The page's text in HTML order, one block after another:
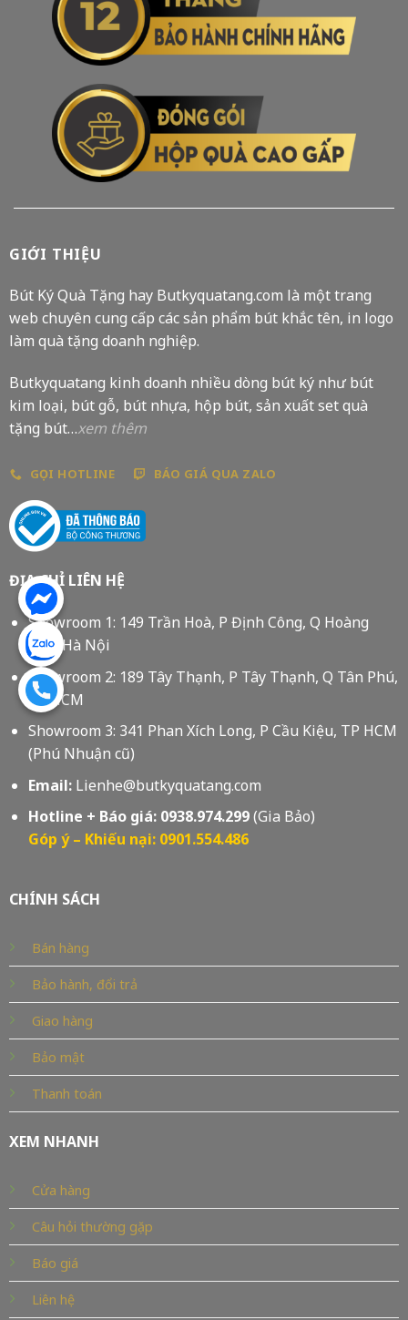
GIỚI THIỆU
Bút Ký Quà Tặng hay Butkyquatang.com là một trang
web chuyên cung cấp các sản phẩm bút khắc tên, in logo
làm quà tặng doanh nghiệp.
Butkyquatang kinh doanh nhiều dòng bút ký như bút
kim loại, bút gỗ, bút nhựa, hộp bút, sản xuất set quà
tặng bút…xem thêm
GỌI HOTLINE BÁO GIÁ QUA ZALO
ĐỊA CHỈ LIÊN HỆ
Showroom 1: 149 Trần Hoà, P Định Công, Q Hoàng
Mai, Hà Nội
Showroom 2: 189 Tây Thạnh, P Tây Thạnh, Q Tân Phú,
Tp HCM
Showroom 3: 341 Phan Xích Long, P Cầu Kiệu, TP HCM
(Phú Nhuận cũ)
Email:Lienhe@butkyquatang.com
Hotline + Báo giá: 0938.974.299(Gia Bảo)
Góp ý – Khiếu nại: 0901.554.486
CHÍNH SÁCH
Bán hàng
Bảo hành, đổi trả
Giao hàng
Bảo mật
Thanh toán
XEM NHANH
Cửa hàng
Câu hỏi thường gặp
Báo giá
Liên hệ